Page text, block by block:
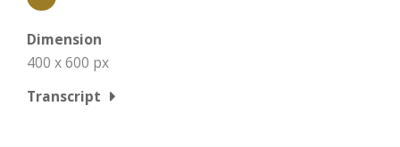
Dimension
400 x 600 px
Transcript